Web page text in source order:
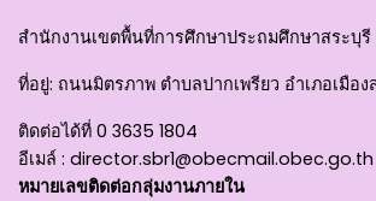
สำนักงานเขตพื้นที่การศึกษาประถมศึกษาสระบุรี
ที่อยู่: ถนนมิตรภาพ ตำบลปากเพรียว อำเภอเมือง
ติดต่อได้ที่ 0 3635 1804
อีเมล์ : director.sbr1@obecmail.obec.go.th
หมายเลขติดต่อกลุ่มงานภายใน